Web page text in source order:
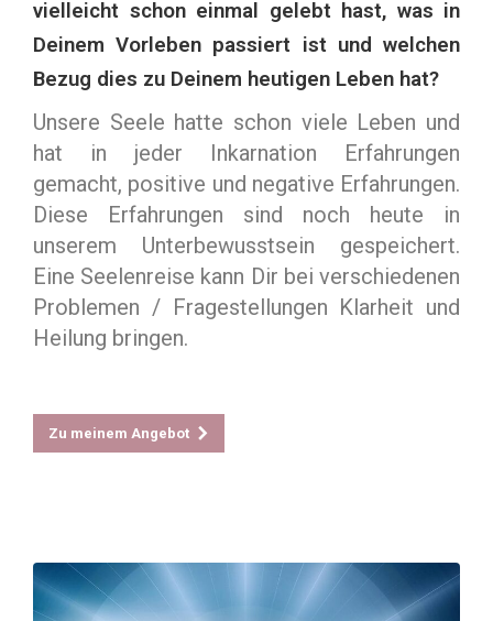
vielleicht schon einmal gelebt hast, was in
Deinem Vorleben passiert ist und welchen
Bezug dies zu Deinem heutigen Leben hat?
Unsere Seele hatte schon viele Leben und
hat in jeder Inkarnation Erfahrungen
gemacht, positive und negative Erfahrungen.
Diese Erfahrungen sind noch heute in
unserem Unterbewusstsein gespeichert.
Eine Seelenreise kann Dir bei verschiedenen
Problemen / Fragestellungen Klarheit und
Heilung bringen.
Zu meinem Angebot